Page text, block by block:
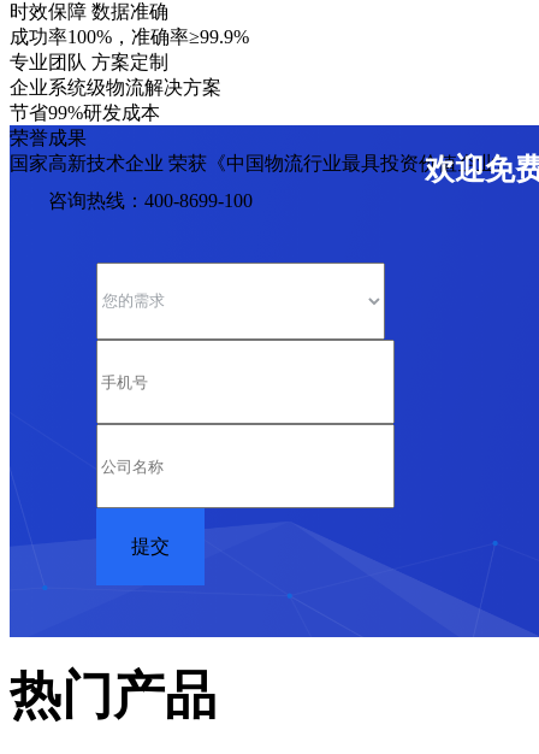
时效保障 数据准确
成功率100%，准确率≥99.9%
专业团队 方案定制
企业系统级物流解决方案
节省99%研发成本
荣誉成果
国家高新技术企业 荣获《中国物流行业最具投资价值企业》
欢迎免
咨询热线：400-8699-100
热门产品